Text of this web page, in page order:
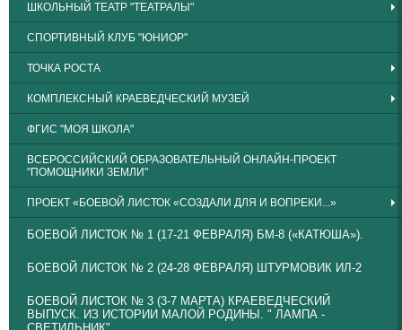
ШКОЛЬНЫЙ ТЕАТР "ТЕАТРАЛЫ"
СПОРТИВНЫЙ КЛУБ "ЮНИОР"
ТОЧКА РОСТА
КОМПЛЕКСНЫЙ КРАЕВЕДЧЕСКИЙ МУЗЕЙ
ФГИС "МОЯ ШКОЛА"
ВСЕРОССИЙСКИЙ ОБРАЗОВАТЕЛЬНЫЙ ОНЛАЙН-ПРОЕКТ
"ПОМОЩНИКИ ЗЕМЛИ"
ПРОЕКТ «БОЕВОЙ ЛИСТОК «СОЗДАЛИ ДЛЯ И ВОПРЕКИ...»
БОЕВОЙ ЛИСТОК № 1 (17-21 ФЕВРАЛЯ) БМ-8 («КАТЮША»).
БОЕВОЙ ЛИСТОК № 2 (24-28 ФЕВРАЛЯ) ШТУРМОВИК ИЛ-2
БОЕВОЙ ЛИСТОК № 3 (3-7 МАРТА) КРАЕВЕДЧЕСКИЙ
ВЫПУСК. ИЗ ИСТОРИИ МАЛОЙ РОДИНЫ. " ЛАМПА -